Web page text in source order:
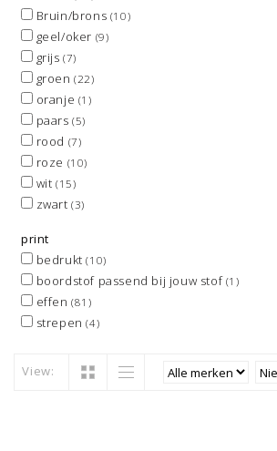
Bruin/brons (10)
geel/oker (9)
grijs(7)
groen(22)
oranje (1)
paars(5)
rood (7)
roze (10)
wit (15)
zwart(3)
print
bedrukt(10)
boordstof passend bij jouw stof(1)
effen(81)
strepen(4)
View: